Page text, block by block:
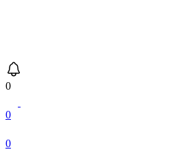
0
0
0